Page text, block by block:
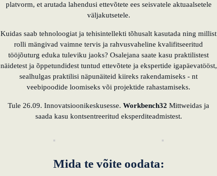
Eesti idufirmade
pehme
maandumine
Saksamaal
tõhususe potentsiaali
ärakasutamine
KundenBank2030
platvorm, et arutada lahendusi ettevõtete ees seisvatele aktuaalsetele
väljakutsetele.
Kuidas saab tehnoloogiat ja tehisintellekti tõhusalt kasutada ning millist
rolli mängivad vaimne tervis ja rahvusvaheline kvalifitseeritud
tööjõuturg eduka tuleviku jaoks? Osalejana saate kasu praktilistest
näidetest ja õppetundidest tuntud ettevõtete ja ekspertide igapäevatööst,
sealhulgas praktilisi näpunäiteid kiireks rakendamiseks - nt
veebipoodide loomiseks või projektide rahastamiseks.
Tule 26.09. Innovatsioonikeskusesse. Workbench32 Mittweidas ja
saada kasu kontsentreeritud eksperditeadmistest.
Mida te võite oodata: